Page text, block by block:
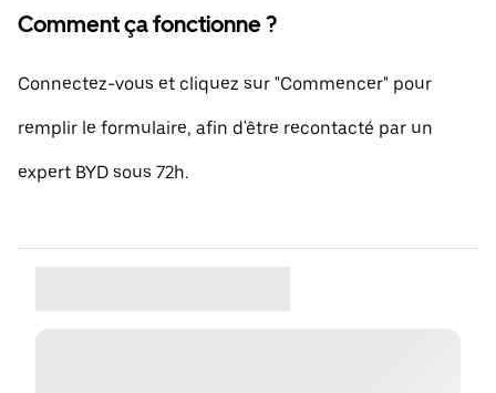
Comment ça fonctionne ?
Connectez-vous et cliquez sur "Commencer" pour
remplir le formulaire, afin d'être recontacté par un
expert BYD sous 72h.